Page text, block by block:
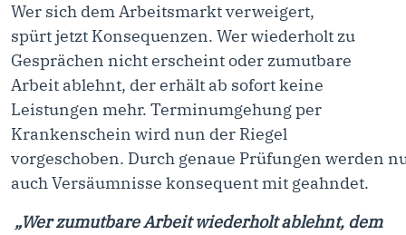
Wer sich dem Arbeitsmarkt verweigert,
spürt jetzt Konsequenzen. Wer wiederholt zu
Gesprächen nicht erscheint oder zumutbare
Arbeit ablehnt, der erhält ab sofort keine
Leistungen mehr. Terminumgehung per
Krankenschein wird nun der Riegel
vorgeschoben. Durch genaue Prüfungen werden
auch Versäumnisse konsequent mit geahndet.
„Wer zumutbare Arbeit wiederholt ablehnt, dem